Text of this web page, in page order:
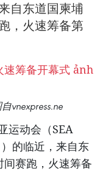
自东道国柬埔
，火速筹备第
vnexpress.ne
运动会（SEA
的临近，来自东
赛跑，火速筹备